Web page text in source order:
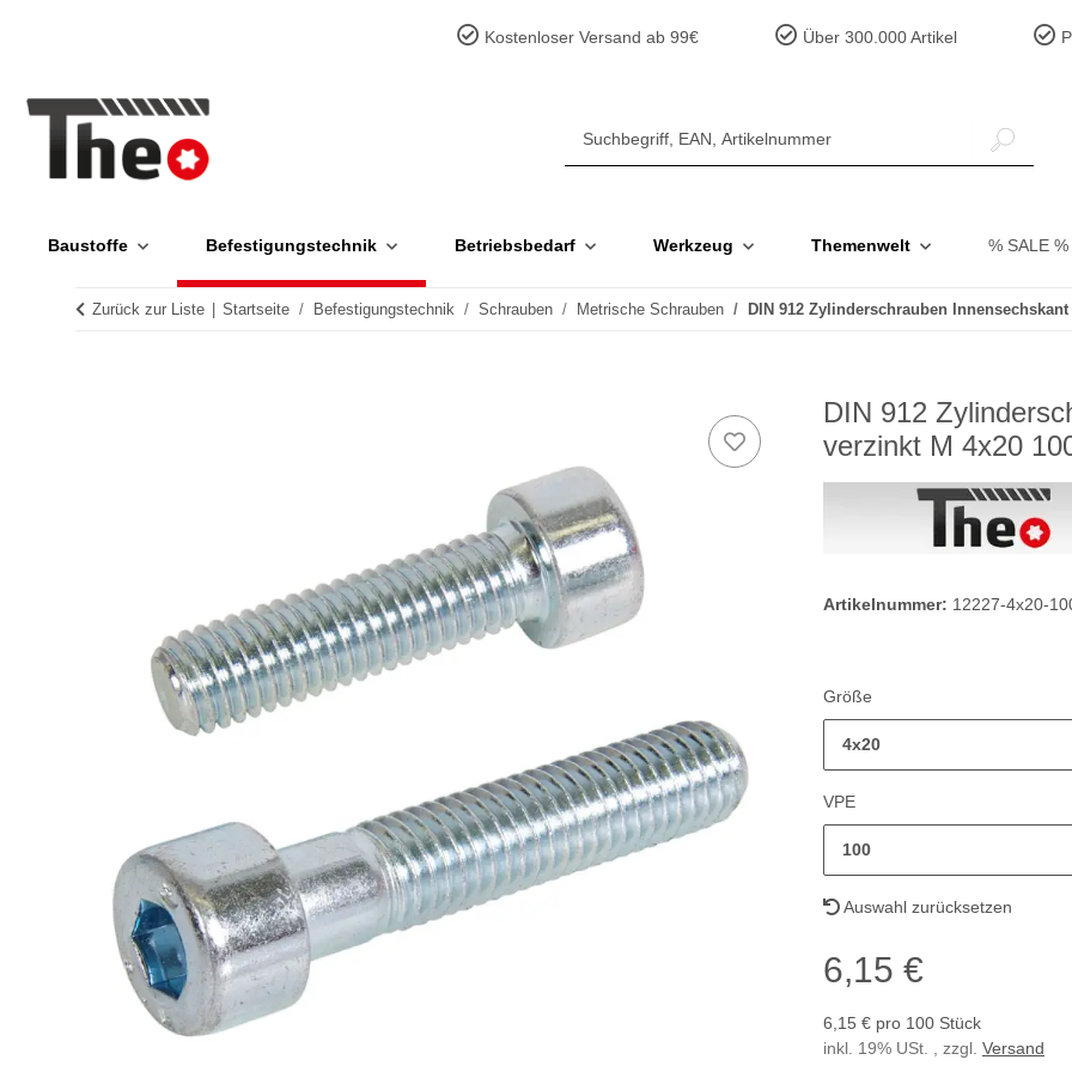
Kostenloser Versand ab 99€ Über 300.000 Artikel
Baustoffe Befestigungstechnik Betriebsbedarf Werkzeug Themenwelt % SALE %
Zurück zur Liste Startseite Befestigungstechnik Schrauben Metrische Schrauben DIN 912 Zylinderschrauben
DIN 912
verzinkt M 4x20
Artikelnummer: 12227-4x20-
Größe
4x20
VPE
100
Auswahl zurücksetzen
6,15 €
6,15 € pro 100 Stück
inkl. 19% USt. , zzgl. Versand